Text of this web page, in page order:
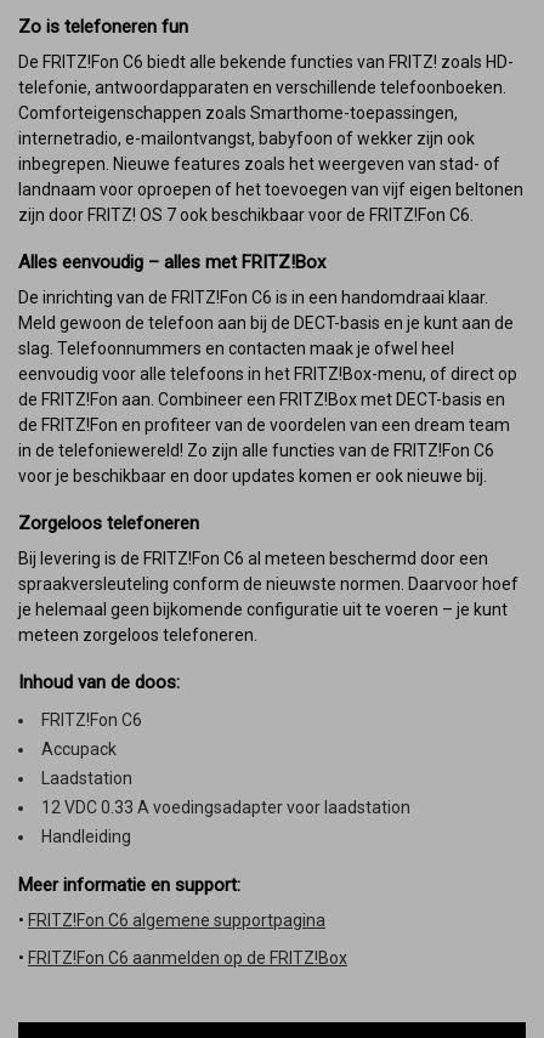
Zo is telefoneren fun
De FRITZ!Fon C6 biedt alle bekende functies van FRITZ! zoals HD-
telefonie, antwoordapparaten en verschillende telefoonboeken.
Comforteigenschappen zoals Smarthome-toepassingen,
internetradio, e-mailontvangst, babyfoon of wekker zijn ook
inbegrepen. Nieuwe features zoals het weergeven van stad- of
landnaam voor oproepen of het toevoegen van vijf eigen beltonen
zijn door FRITZ! OS 7 ook beschikbaar voor de FRITZ!Fon C6.
Alles eenvoudig – alles met FRITZ!Box
De inrichting van de FRITZ!Fon C6 is in een handomdraai klaar.
Meld gewoon de telefoon aan bij de DECT-basis en je kunt aan de
slag. Telefoonnummers en contacten maak je ofwel heel
eenvoudig voor alle telefoons in het FRITZ!Box-menu, of direct op
de FRITZ!Fon aan. Combineer een FRITZ!Box met DECT-basis en
de FRITZ!Fon en profiteer van de voordelen van een dream team
in de telefoniewereld! Zo zijn alle functies van de FRITZ!Fon C6
voor je beschikbaar en door updates komen er ook nieuwe bij.
Zorgeloos telefoneren
Bij levering is de FRITZ!Fon C6 al meteen beschermd door een
spraakversleuteling conform de nieuwste normen. Daarvoor hoef
je helemaal geen bijkomende configuratie uit te voeren – je kunt
meteen zorgeloos telefoneren.
Inhoud van de doos:
FRITZ!Fon C6
Accupack
Laadstation
12 VDC 0.33 A voedingsadapter voor laadstation
Handleiding
Meer informatie en support:
• FRITZ!Fon C6 algemene supportpagina
• FRITZ!Fon C6 aanmelden op de FRITZ!Box